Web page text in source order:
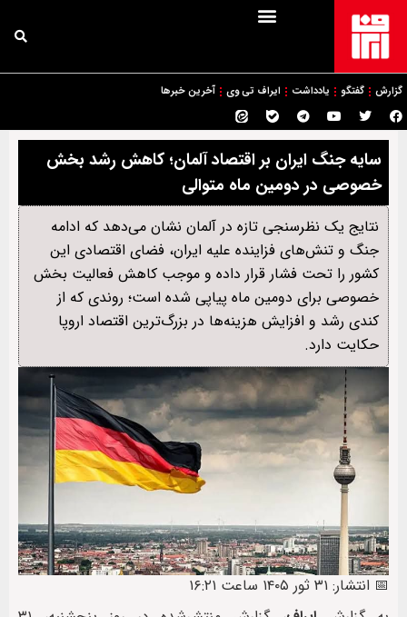
گزارش گفتگو یادداشت ایراف تی وی آخرین خبرها
سایه جنگ ایران بر اقتصاد آلمان؛ کاهش رشد بخش
خصوصی در دومین ماه متوالی
نتایج یک نظرسنجی تازه در آلمان نشان می‌دهد که ادامه
جنگ و تنش‌های فزاینده علیه ایران، فضای اقتصادی این
کشور را تحت فشار قرار داده و موجب کاهش فعالیت بخش
خصوصی برای دومین ماه پیاپی شده است؛ روندی که از
کندی رشد و افزایش هزینه‌ها در بزرگ‌ترین اقتصاد اروپا
حکایت دارد.
📅 انتشار: ۳۱ ثور ۱۴۰۵ ساعت ۱۶:۲۱